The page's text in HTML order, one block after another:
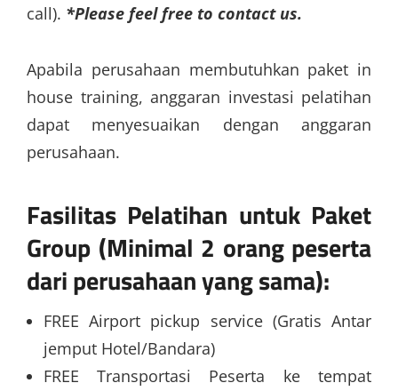
call). *Please feel free to contact us.
Apabila perusahaan membutuhkan paket in
house training, anggaran investasi pelatihan
dapat menyesuaikan dengan anggaran
perusahaan.
Fasilitas Pelatihan untuk Paket
Group (Minimal 2 orang peserta
dari perusahaan yang sama):
FREE Airport pickup service (Gratis Antar
jemput Hotel/Bandara)
FREE Transportasi Peserta ke tempat